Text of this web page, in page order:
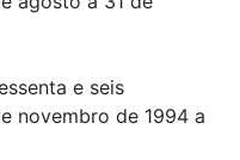
e seis
novembro de 1994 a